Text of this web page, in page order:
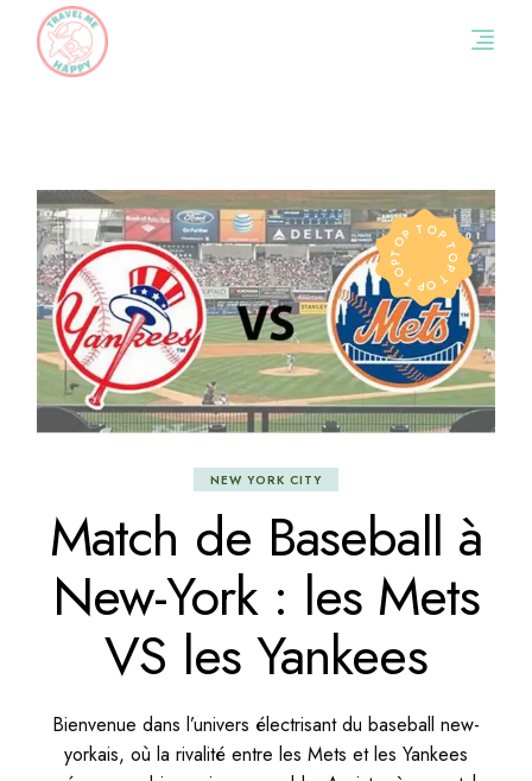
TOP TOP TOP TOP TOP
NEW YORK CITY
Match de Baseball à
New-York : les Mets
VS les Yankees
Bienvenue dans l’univers électrisant du baseball new-
yorkais, où la rivalité entre les Mets et les Yankees